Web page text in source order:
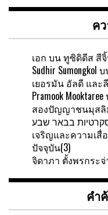
ค
เอก บนทูซิดิดีส สี
Sudhir Sumongkol บ
เยอรมัน อัลดี และ
Pramook Mooktaree
สองปัญญาชนมุสลิ
เจริญและความเสื่
ปัจจุบัน(3)
จิดาภา ตั้งพรกระจ่
คำ